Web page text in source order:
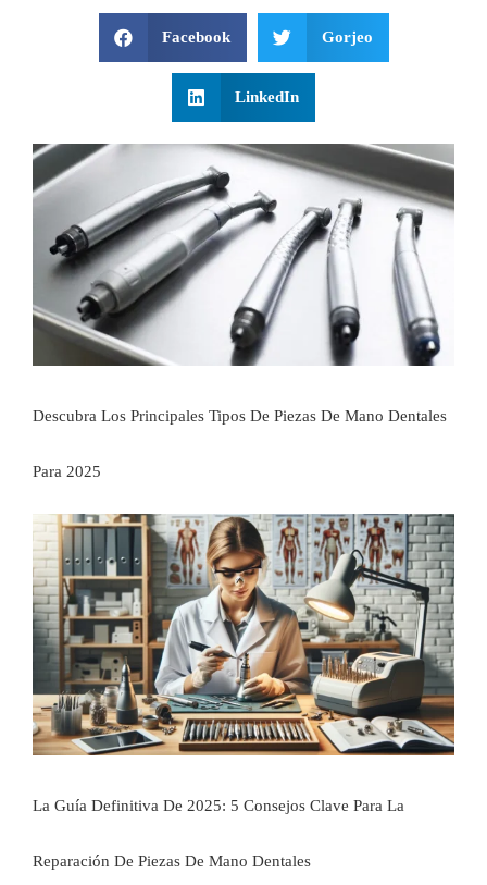
Facebook Gorjeo
LinkedIn
Descubra Los Principales Tipos De Piezas De Mano Dentales
Para 2025
La Guía Definitiva De 2025: 5 Consejos Clave Para La
Reparación De Piezas De Mano Dentales